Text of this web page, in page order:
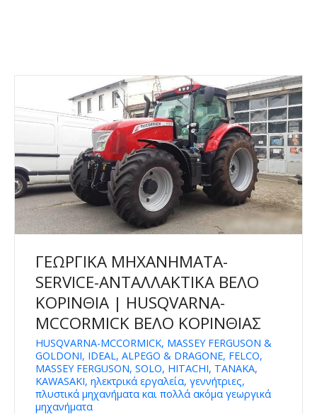
ΓΕΩΡΓΙΚΑ ΜΗΧΑΝΗΜΑΤΑ-
SERVICE-ΑΝΤΑΛΛΑΚΤΙΚΑ ΒΕΛΟ
ΚΟΡΙΝΘΙΑ | HUSQVARNA-
MCCORMICK ΒΕΛΟ ΚΟΡΙΝΘΙΑΣ
HUSQVARNA-MCCORMICK, MASSEY FERGUSON &
GOLDONI, IDEAL, ALPEGO & DRAGONE, FELCO,
MASSEY FERGUSON, SOLO, HITACHI, TANAKA,
KAWASAKI, ηλεκτρικά εργαλεία, γεννήτριες,
πλυστικά μηχανήματα και πολλά ακόμα γεωργικά
μηχανήματα